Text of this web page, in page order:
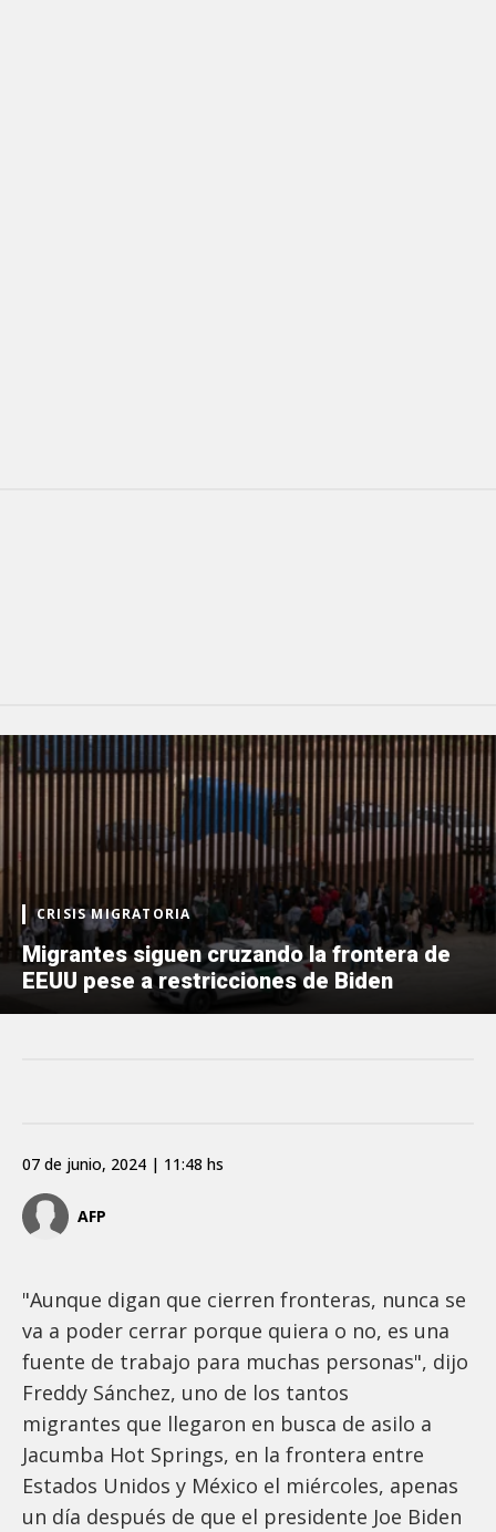
CRISIS MIGRATORIA
Migrantes siguen cruzando la frontera de
EEUU pese a restricciones de Biden
AFP
07 de junio, 2024 | 11:48 hs
"Aunque digan que cierren fronteras, nunca se
va a poder cerrar porque quiera o no, es una
fuente de trabajo para muchas personas", dijo
Freddy Sánchez, uno de los tantos
migrantes que llegaron en busca de asilo a
Jacumba Hot Springs, en la frontera entre
Estados Unidos y México el miércoles, apenas
un día después de que el presidente Joe Biden